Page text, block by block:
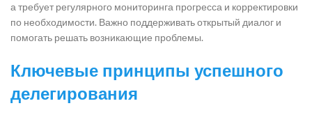
а требует регулярного мониторинга прогресса и корректировки
по необходимости. Важно поддерживать открытый диалог и
помогать решать возникающие проблемы.
Ключевые принципы успешного
делегирования